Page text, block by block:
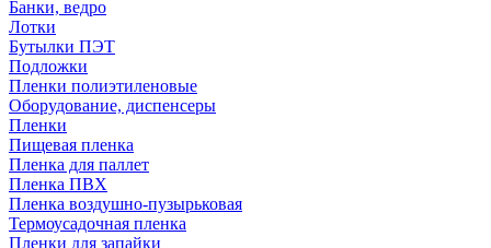
Банки, ведро
Лотки
Бутылки ПЭТ
Подложки
Пленки полиэтиленовые
Оборудование, диспенсеры
Пленки
Пищевая пленка
Пленка для паллет
Пленка ПВХ
Пленка воздушно-пузырьковая
Термоусадочная пленка
Пленки для запайки